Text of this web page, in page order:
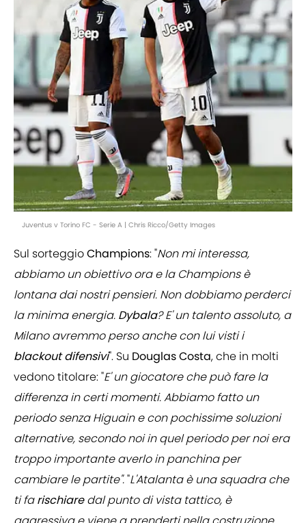
Juventus v Torino FC - Serie A | Chris Ricco/Getty Images
Sul sorteggioChampions: "Non mi interessa,
abbiamo un obiettivo ora e la Champions è
lontana dai nostri pensieri. Non dobbiamo perderci
la minima energia. Dybala? E' un talento assoluto, a
Milano avremmo perso anche con lui visti i
blackout difensivi". Su DouglasCosta, che in molti
vedono titolare: "E' un giocatore che può fare la
differenza in certi momenti. Abbiamo fatto un
periodo senza Higuain e con pochissime soluzioni
alternative, secondo noi in quel periodo per noi era
troppo importante averlo in panchina per
cambiare le partite"."L'Atalanta è una squadra che
ti farischiaredal punto di vista tattico, è